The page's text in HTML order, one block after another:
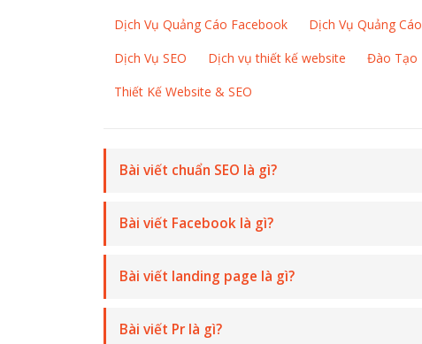
Dịch Vụ Quảng Cáo Facebook
Dịch Vụ Quảng
Dịch Vụ SEO
Dịch vụ thiết kế website Đào Tạo
Thiết Kế Website & SEO
Bài viết chuẩn SEO là gì?
Bài viết Facebook là gì?
Bài viết landing page là gì?
Bài viết Pr là gì?